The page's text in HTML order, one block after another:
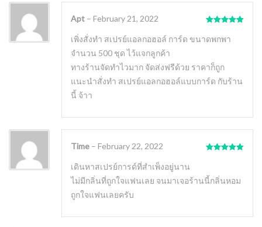
of 5
Apt – February 21, 2022
เพิ่งสั่งทํา สเปรย์แอลกอฮอล์ การ์ด ขนาดพกพา
จำนวน 500 ชุด ไว้แจกลูกค้า
ทางร้านจัดทำไวมาก จัดส่งฟรีด้วย ราคาก็ถูก
แนะนำสั่งทํา สเปรย์แอลกอฮอล์แบบการ์ด กับร้าน
นี้ จ้าา
Time – February 22, 2022
เดินหาสเปรย์การด์ที่สำเพ็งอยู่นาน
ไม่มีกลิ่นที่ถูกใจแฟนเลย จนมาเจอร้านนี้กลิ่นหอม
ถูกใจแฟนเลยครับ